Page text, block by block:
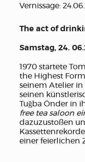
Vernissage:
The act of
Samstag, 24.
1970 startete
the Highest
seinem Atelier in
seinen
Tuğba Önder in
free tea saloon
dazuzustoßen
einer feierlichen